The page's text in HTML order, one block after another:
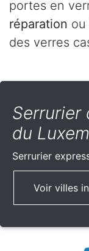
portes en
réparation
des verres
Serrurier
du
Serrurier
Voir villes